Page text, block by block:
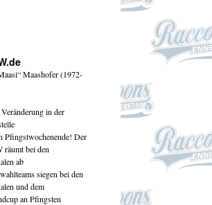
Maashofer (1972-
in der
Pfingstwochenende! Der
räumt bei den
ab
siegen bei den
und dem
an Pfingsten